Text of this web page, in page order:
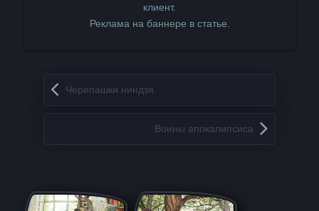
клиент.
Реклама на баннере в статье.
Запись навигация
Черепашки ниндзя
Воины апокалипсиса